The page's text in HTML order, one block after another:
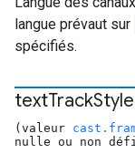
langue prévaut sur
spécifiés.
textTrackStyle
(valeur
nulle ou non